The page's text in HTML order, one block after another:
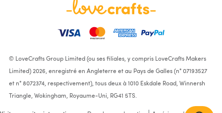
© LoveCrafts Group Limited (ou ses filiales, y compris LoveCrafts Makers
Limited) 2026, enregistré en Angleterre et au Pays de Galles (n° 07193527
et n° 8072374, respectivement), tous deux à 1010 Eskdale Road, Winnersh
Triangle, Wokingham, Royaume-Uni, RG41 5TS.